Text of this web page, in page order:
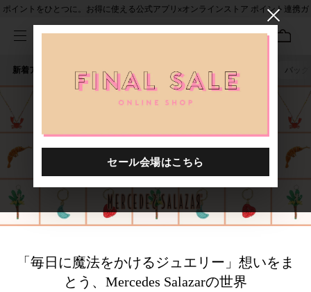
ポイントをひとつに。お得に使える公式アプリ×オンラインストア ポイント連携ガ
新着アイテム 人気ワード セール 40th限定 バッグ
「毎日に魔法をかけるジュエリー」想いをま
とう、Mercedes Salazarの世界